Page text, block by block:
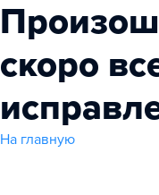
скоро
На главную